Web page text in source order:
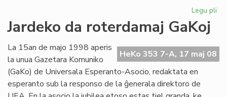
Legu pli
Jardeko da roterdamaj GaKoj
HeKo 353 7-A, 17 maj 08
La 15an de majo 1998 aperis
la unua Gazetara Komuniko
(GaKo) de Universala Esperanto-Asocio, redaktata en
esperanto sub la responso de la ĝenerala direktoro de